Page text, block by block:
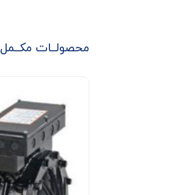
محصولــات مکــمل